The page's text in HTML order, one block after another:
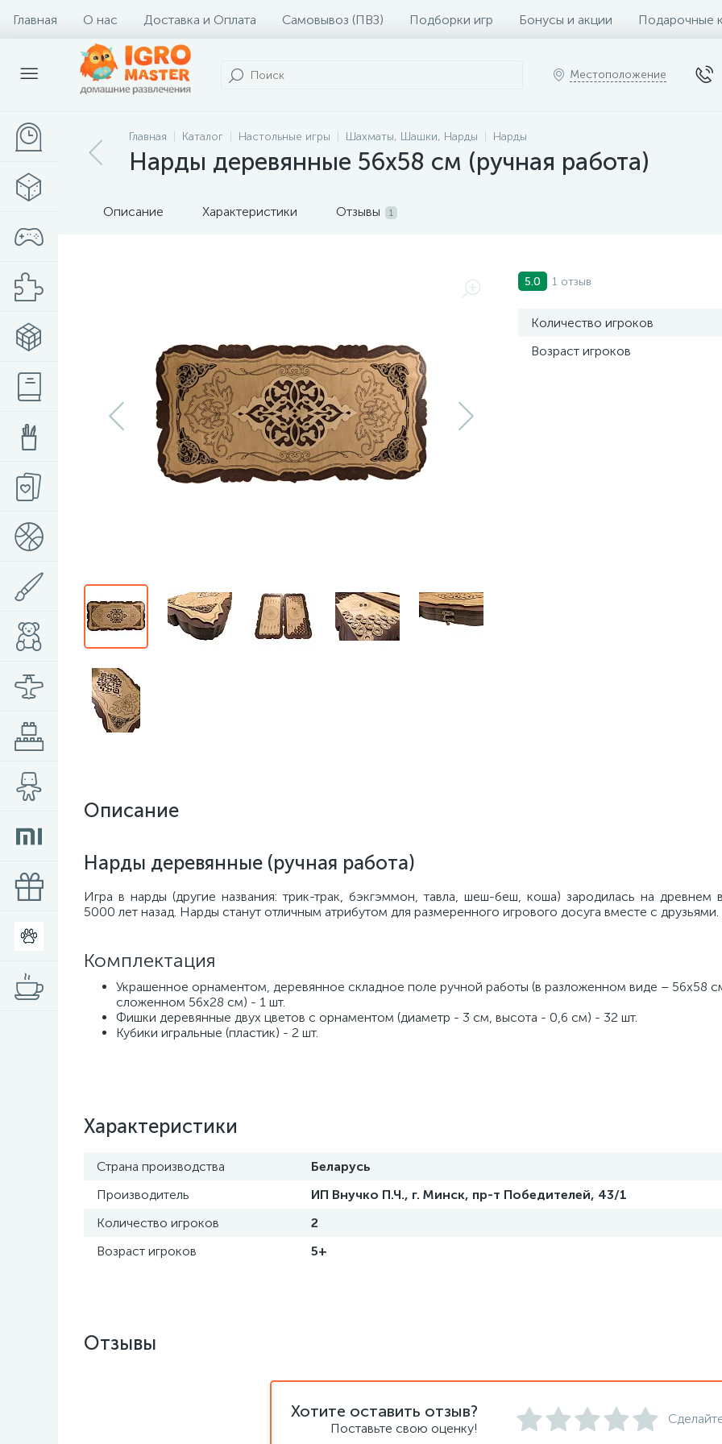
Главная О нас Доставка и Оплата Самовывоз (ПВЗ) Подборки игр Бонусы и акции Подарочные
Местоположение
Главная Каталог Настольные игры Шахматы, Шашки, Нарды Нарды
Нарды деревянные 56х58 см (ручная работа)
Описание Характеристики Отзывы 1
5.0 1 отзыв
Количество игроков
Возраст игроков
Описание
Нарды деревянные (ручная работа)
Игра в нарды (другие названия: трик-трак, бэкгэммон, тавла, шеш-беш, коша) зародилась на древнем
5000 лет назад. Нарды станут отличным атрибутом для размеренного игрового досуга вместе с друзьями.
Комплектация
Украшенное орнаментом, деревянное складное поле ручной работы (в разложенном виде – 56х58
сложенном 56х28 см) - 1 шт.
Фишки деревянные двух цветов с орнаментом (диаметр - 3 см, высота - 0,6 см) - 32 шт.
Кубики игральные (пластик) - 2 шт.
Характеристики
Страна производства
Беларусь
Производитель
ИП Внучко П.Ч., г. Минск, пр-т Победителей, 43/1
Количество игроков
2
Возраст игроков
5+
Отзывы
Хотите оставить отзыв?
Поставьте свою оценку!